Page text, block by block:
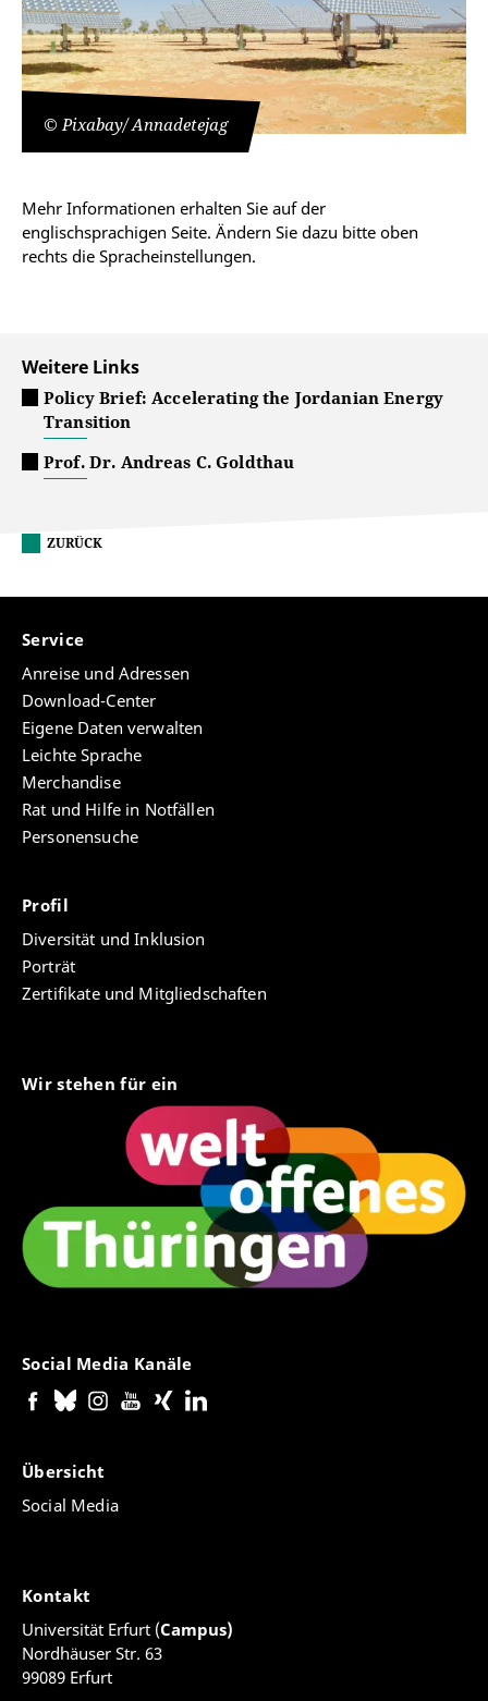
© Pixabay/ Annadetejag
Mehr Informationen erhalten Sie auf der
englischsprachigen Seite. Ändern Sie dazu bitte oben
rechts die Spracheinstellungen.
Weitere Links
Policy Brief: Accelerating the Jordanian Energy
Transition
Prof. Dr. Andreas C. Goldthau
ZURÜCK
Service
Anreise und Adressen
Download-Center
Eigene Daten verwalten
Leichte Sprache
Merchandise
Rat und Hilfe in Notfällen
Personensuche
Profil
Diversität und Inklusion
Porträt
Zertifikate und Mitgliedschaften
Wir stehen für ein
Social Media Kanäle
Übersicht
Social Media
Kontakt
Universität Erfurt (Campus)
Nordhäuser Str. 63
99089 Erfurt